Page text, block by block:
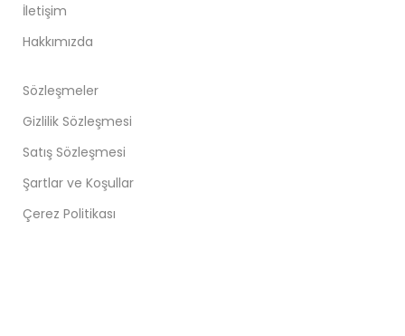
İletişim
Hakkımızda
Sözleşmeler
Gizlilik Sözleşmesi
Satış Sözleşmesi
Şartlar ve Koşullar
Çerez Politikası